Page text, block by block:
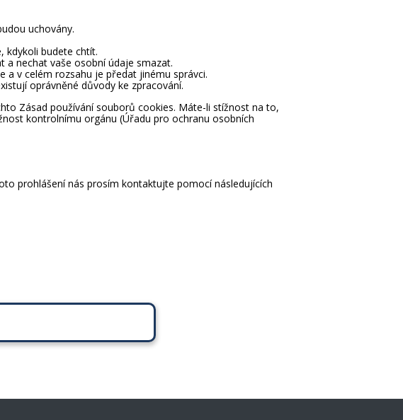
uchovány.
kdykoli budete chtít.
a nechat vaše osobní údaje smazat.
a v celém rozsahu je předat jinému správci.
oprávněné důvody ke zpracování.
Zásad používání souborů cookies. Máte-li stížnost na to,
kontrolnímu orgánu (Úřadu pro ochranu osobních
prohlášení nás prosím kontaktujte pomocí následujících